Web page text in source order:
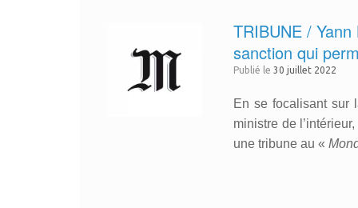
TRIBUNE /
sanction qui
Publié le30 juillet 2022
En se focalisant sur
ministre de
une tribune au «